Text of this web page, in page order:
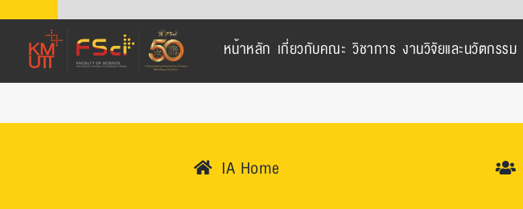
content
หน้าหลัก เกี่ยวกับคณะ วิชาการ งานวิจัยและนวัตกรรม
IA Home